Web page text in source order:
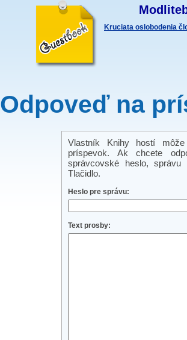
Kruciata oslobodenia
Odpoveď na
Vlastník Knihy hostí
príspevok. Ak chcete
správcovské heslo,
Tlačidlo.
Heslo pre správu:
Text prosby: